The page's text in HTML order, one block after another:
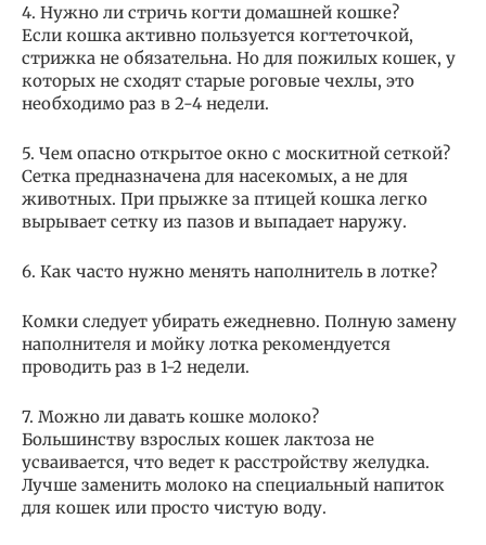
4. Нужно ли стричь когти домашней кошке?
Если кошка активно пользуется когтеточкой,
стрижка не обязательна. Но для пожилых кошек, у
которых не сходят старые роговые чехлы, это
необходимо раз в 2-4 недели.
5. Чем опасно открытое окно с москитной сеткой?
Сетка предназначена для насекомых, а не для
животных. При прыжке за птицей кошка легко
вырывает сетку из пазов и выпадает наружу.
6. Как часто нужно менять наполнитель в лотке?
Комки следует убирать ежедневно. Полную замену
наполнителя и мойку лотка рекомендуется
проводить раз в 1-2 недели.
7. Можно ли давать кошке молоко?
Большинству взрослых кошек лактоза не
усваивается, что ведет к расстройству желудка.
Лучше заменить молоко на специальный напиток
для кошек или просто чистую воду.